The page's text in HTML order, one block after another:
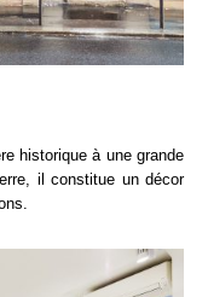
historique à une grande
il constitue un décor